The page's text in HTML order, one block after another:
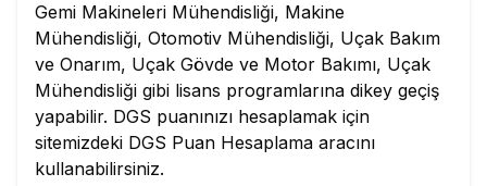
Gemi Makineleri Mühendisliği, Makine
Mühendisliği, Otomotiv Mühendisliği, Uçak Bakım
ve Onarım, Uçak Gövde ve Motor Bakımı, Uçak
Mühendisliği gibi lisans programlarına dikey geçiş
yapabilir. DGS puanınızı hesaplamak için
sitemizdeki DGS Puan Hesaplama aracını
kullanabilirsiniz.